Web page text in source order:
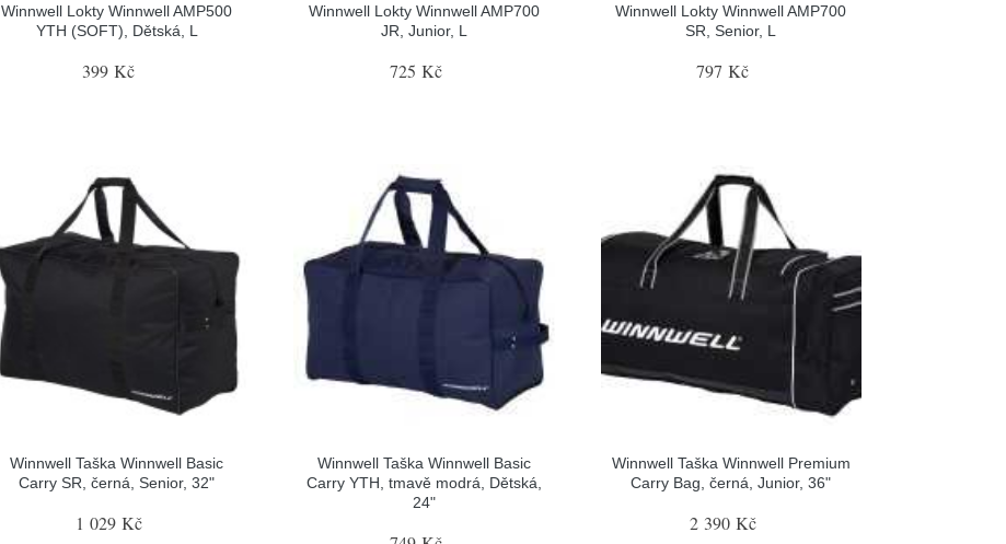
Winnwell Lokty Winnwell AMP500
YTH (SOFT), Dětská, L
399 Kč
Winnwell Lokty Winnwell AMP700
JR, Junior, L
725 Kč
Winnwell Lokty Winnwell AMP700
SR, Senior, L
797 Kč
Winnwell Taška Winnwell Basic
Carry SR, černá, Senior, 32"
1 029 Kč
Winnwell Taška Winnwell Basic
Carry YTH, tmavě modrá, Dětská,
24"
Winnwell Taška Winnwell Premium
Carry Bag, černá, Junior, 36"
2 390 Kč